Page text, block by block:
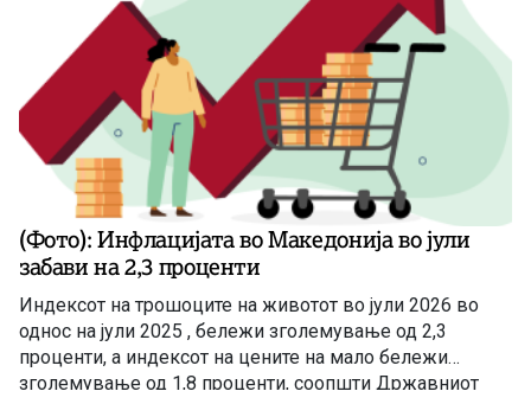
(Фото): Инфлацијата во Македонија во јули
забави на 2,3 проценти
Индексот на трошоците на животот во јули 2026 во
однос на јули 2025 , бележи зголемување од 2,3
проценти, а индексот на цените на мало бележи
зголемување од 1,8 проценти, соопшти Државниот